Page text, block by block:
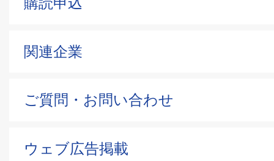
関連企業
ご質問・お問い合わせ
ウェブ広告掲載